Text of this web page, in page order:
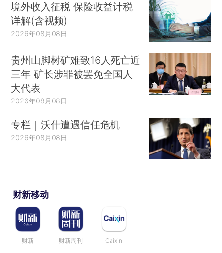
境外收入征税 保险收益计税
详解(含视频)
2026年08月08日
贵州山脚树矿难致16人死亡近
三年 矿长涉罪被罢免全国人
大代表
2026年08月08日
专栏｜沃什遭遇信任危机
2026年08月08日
财新移动
财新 财新周刊 Caixin